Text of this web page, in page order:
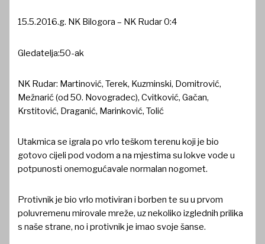
15.5.2016.g. NK Bilogora – NK Rudar 0:4
Gledatelja:50-ak
NK Rudar: Martinović, Terek, Kuzminski, Domitrović,
Mežnarić (od 50. Novogradec), Cvitković, Gačan,
Krstitović, Draganić, Marinković, Tolić
Utakmica se igrala po vrlo teškom terenu koji je bio
gotovo cijeli pod vodom a na mjestima su lokve vode u
potpunosti onemogućavale normalan nogomet.
Protivnik je bio vrlo motiviran i borben te su u prvom
poluvremenu mirovale mreže, uz nekoliko izglednih prilika
s naše strane, no i protivnik je imao svoje šanse.